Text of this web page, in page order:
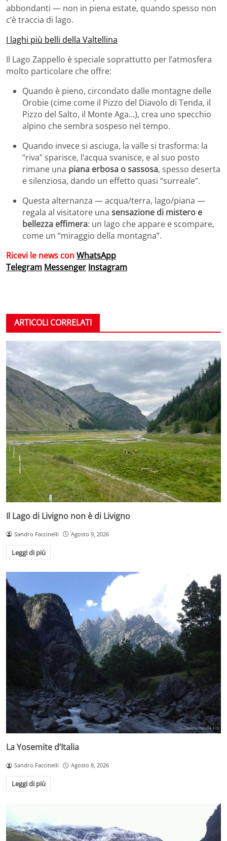
abbondanti — non in piena estate, quando spesso non
c’è traccia di lago.
I laghi più belli della Valtellina
Il Lago Zappello è speciale soprattutto per l’atmosfera
molto particolare che offre:
Quando è pieno, circondato dalle montagne delle
Orobie (cime come il Pizzo del Diavolo di Tenda, il
Pizzo del Salto, il Monte Aga…), crea uno specchio
alpino che sembra sospeso nel tempo.
Quando invece si asciuga, la valle si trasforma: la
“riva” sparisce, l’acqua svanisce, e al suo posto
rimane una piana erbosa o sassosa, spesso deserta
e silenziosa, dando un effetto quasi “surreale”.
Questa alternanza — acqua/terra, lago/piana —
regala al visitatore una sensazione di mistero e
bellezza effimera: un lago che appare e scompare,
come un “miraggio della montagna”.
Ricevi le news conWhatsApp
Telegram Messenger Instagram
ARTICOLI CORRELATI
Il Lago di Livigno non è di Livigno
Sandro Faccinelli Agosto 9, 2026
Leggi di più
La Yosemite d’Italia
Sandro Faccinelli Agosto 8, 2026
Leggi di più